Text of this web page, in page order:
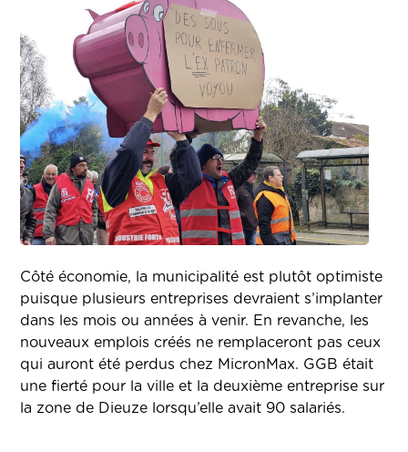
Côté économie, la municipalité est plutôt optimiste
puisque plusieurs entreprises devraient s’implanter
dans les mois ou années à venir. En revanche, les
nouveaux emplois créés ne remplaceront pas ceux
qui auront été perdus chez MicronMax. GGB était
une fierté pour la ville et la deuxième entreprise sur
la zone de Dieuze lorsqu’elle avait 90 salariés.